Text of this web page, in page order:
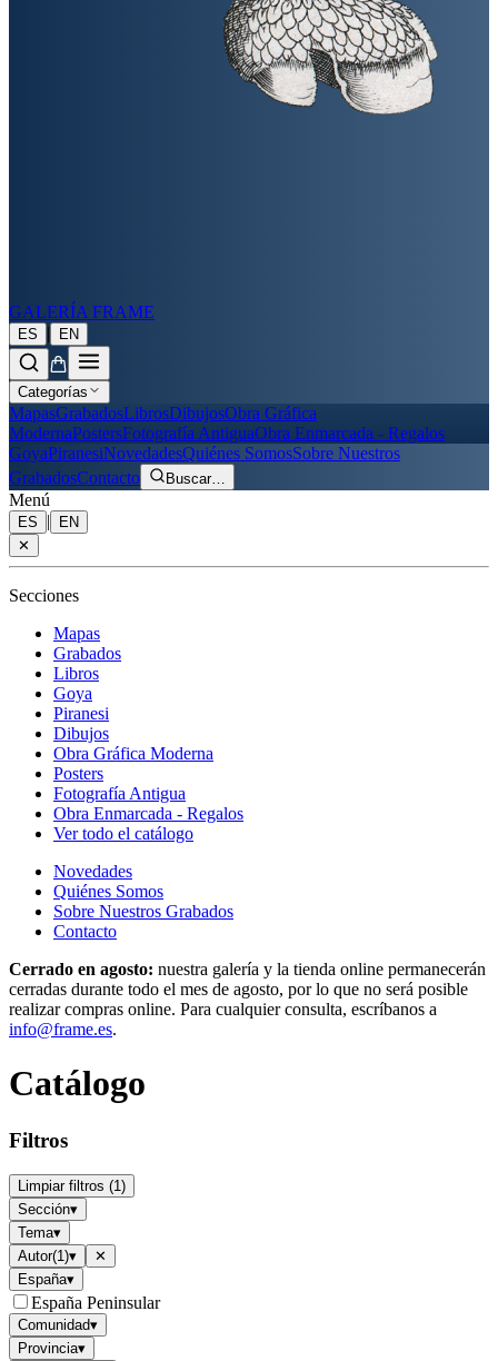
GALERÍA FRAME
ES | EN
Categorías
MapasGrabadosLibrosDibujosObra Gráfica
ModernaPostersFotografía AntiguaObra Enmarcada - Regalos
GoyaPiranesiNovedadesQuiénes SomosSobre Nuestros
GrabadosContacto Buscar…
Menú
ES |
EN
✕
Secciones
Mapas
Grabados
Libros
Goya
Piranesi
Dibujos
Obra Gráfica Moderna
Posters
Fotografía Antigua
Obra Enmarcada - Regalos
Ver todo el catálogo
Novedades
Quiénes Somos
Sobre Nuestros Grabados
Contacto
Cerrado en agosto: nuestra galería y la tienda online permanecerán
cerradas durante todo el mes de agosto, por lo que no será posible
realizar compras online. Para cualquier consulta, escríbanos a
info@frame.es.
Catálogo
Filtros
Limpiar filtros (1)
Sección▾
Tema▾
Autor(1)▾
✕
España▾
España Peninsular
Comunidad▾
Provincia▾